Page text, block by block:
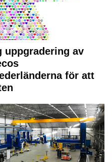
uppgradering av
för att